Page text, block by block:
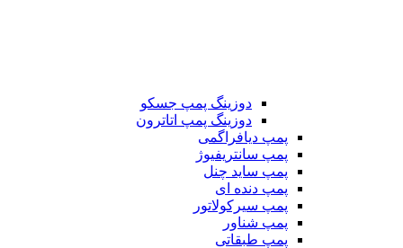
دوزینگ پمپ جسکو
دوزینگ پمپ اتاترون
پمپ دیافراگمی
پمپ سانتریفیوژ
پمپ ساید چنل
پمپ دنده ای
پمپ سیرکولاتور
پمپ شناور
پمپ طبقاتی